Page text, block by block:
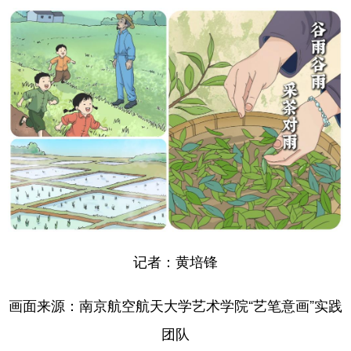
记者：黄培锋
画面来源：南京航空航天大学艺术学院“艺笔意画”实践
团队